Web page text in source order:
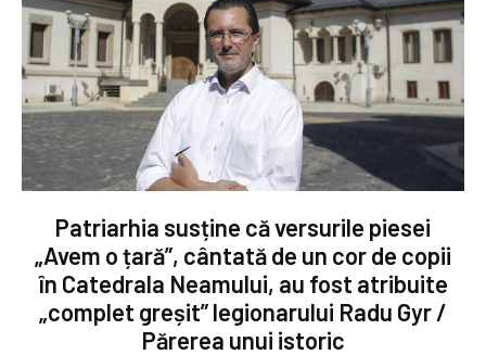
Patriarhia susține că versurile piesei
„Avem o țară”, cântată de un cor de copii
în Catedrala Neamului, au fost atribuite
„complet greșit” legionarului Radu Gyr /
Părerea unui istoric